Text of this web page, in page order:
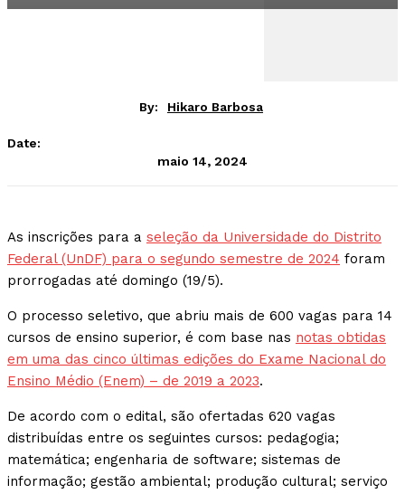
By: Hikaro Barbosa
Date:
maio 14, 2024
As inscrições para a seleção da Universidade do Distrito
Federal (UnDF) para o segundo semestre de 2024 foram
prorrogadas até domingo (19/5).
O processo seletivo, que abriu mais de 600 vagas para 14
cursos de ensino superior, é com base nas notas obtidas
em uma das cinco últimas edições do Exame Nacional do
Ensino Médio (Enem) – de 2019 a 2023.
De acordo com o edital, são ofertadas 620 vagas
distribuídas entre os seguintes cursos: pedagogia;
matemática; engenharia de software; sistemas de
informação; gestão ambiental; produção cultural; serviço